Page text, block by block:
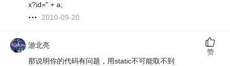
x?id=" + a;
2010-09-20
游北亮
那说明你的代码有问题，用static不可能取不到
赞